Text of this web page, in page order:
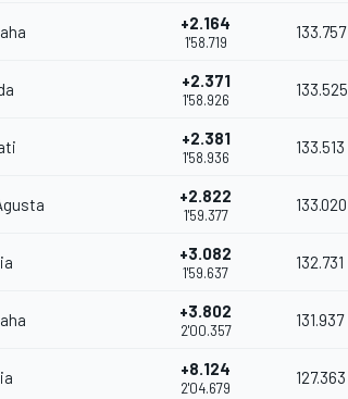
+2.164
1'58.719
133.757
+2.371
1'58.926
133.525
+2.381
1'58.936
133.513
+2.822
1'59.377
133.020
+3.082
1'59.637
132.731
+3.802
2'00.357
131.937
+8.124
2'04.679
127.363